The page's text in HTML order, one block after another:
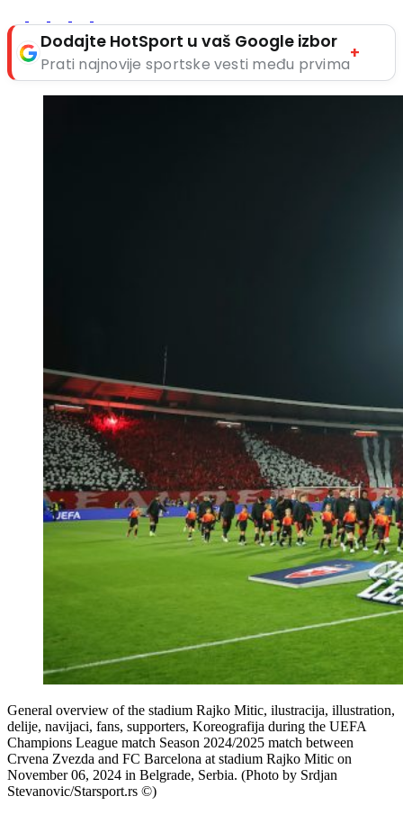
Dodajte HotSport u vaš Google izbor
Prati najnovije sportske vesti među prvima
+
General overview of the stadium Rajko Mitic, ilustracija, illustration,
delije, navijaci, fans, supporters, Koreografija during the UEFA
Champions League match Season 2024/2025 match between
Crvena Zvezda and FC Barcelona at stadium Rajko Mitic on
November 06, 2024 in Belgrade, Serbia. (Photo by Srdjan
Stevanovic/Starsport.rs ©)